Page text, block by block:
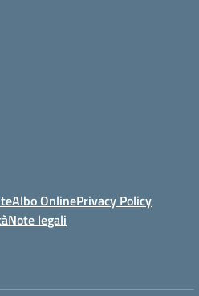
Albo OnlinePrivacy Policy
Note legali